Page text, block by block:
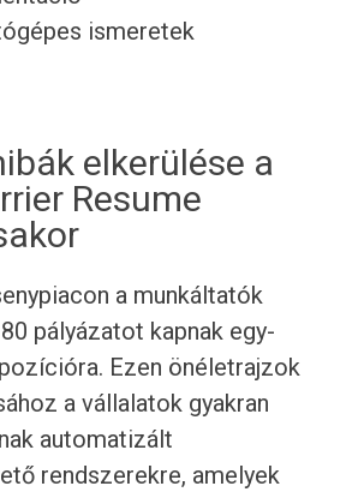
ismeretek
elkerülése a
Resume
a munkáltatók
pályázatot kapnak egy-
Ezen önéletrajzok
a vállalatok gyakran
automatizált
rendszerekre, amelyek